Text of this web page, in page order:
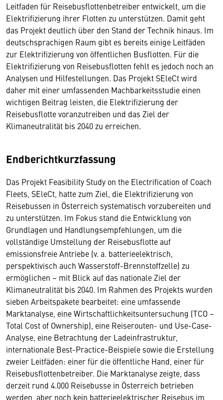
Leitfaden für Reisebusflottenbetreiber entwickelt, um die
Elektrifizierung ihrer Flotten zu unterstützen. Damit geht
das Projekt deutlich über den Stand der Technik hinaus. Im
deutschsprachigen Raum gibt es bereits einige Leitfäden
zur Elektrifizierung von öffentlichen Busflotten. Für die
Elektrifizierung von Reisebusflotten fehlt es jedoch noch an
Analysen und Hilfestellungen. Das Projekt SEleCt wird
daher mit einer umfassenden Machbarkeitsstudie einen
wichtigen Beitrag leisten, die Elektrifizierung der
Reisebusflotte voranzutreiben und das Ziel der
Klimaneutralität bis 2040 zu erreichen.
Endberichtkurzfassung
Das Projekt Feasibility Study on the Electrification of Coach
Fleets, SEleCt, hatte zum Ziel, die Elektrifizierung von
Reisebussen in Österreich systematisch vorzubereiten und
zu unterstützen. Im Fokus stand die Entwicklung von
Grundlagen und Handlungsempfehlungen, um die
vollständige Umstellung der Reisebusflotte auf
emissionsfreie Antriebe (v. a. batterieelektrisch,
perspektivisch auch Wasserstoff-Brennstoffzelle) zu
ermöglichen – mit Blick auf das nationale Ziel der
Klimaneutralität bis 2040. Im Rahmen des Projekts wurden
sieben Arbeitspakete bearbeitet: eine umfassende
Marktanalyse, eine Wirtschaftlichkeitsuntersuchung (TCO –
Total Cost of Ownership), eine Reiserouten- und Use-Case-
Analyse, eine Betrachtung der Ladeinfrastruktur,
internationale Best-Practice-Beispiele sowie die Erstellung
zweier Leitfäden: einer für die öffentliche Hand, einer für
Reisebusflottenbetreiber. Die Marktanalyse zeigte, dass
derzeit rund 4.000 Reisebusse in Österreich betrieben
werden, aber noch kein batterieelektrischer Reisebus im